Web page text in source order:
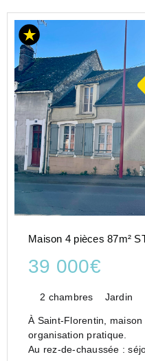
Maison 4 pièces 87m²
39 000€
2 chambres Jardin
À Saint-Florentin,
organisation pratique.
Au rez-de-chaussée :